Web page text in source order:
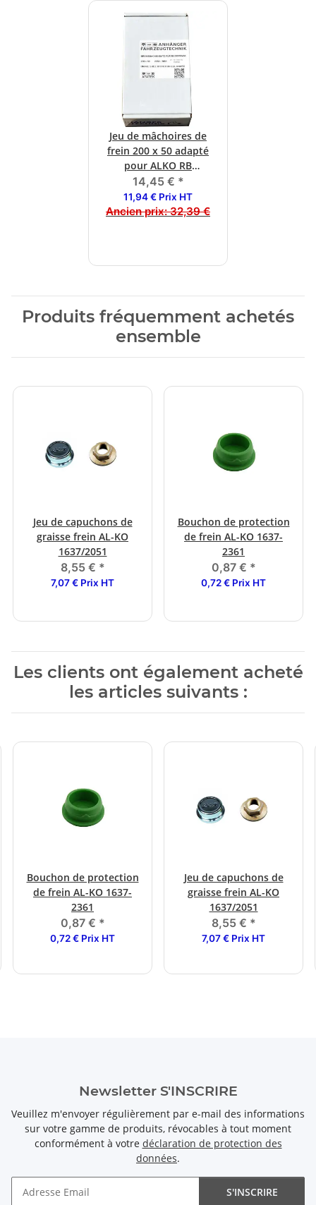
Jeu de mâchoires de
frein 200 x 50 adapté
pour ALKO RB
2050/2051
14,45 € *
11,94 € Prix HT
Ancien prix:32,39 €
Produits fréquemment achetés
ensemble
Jeu de capuchons de
graisse frein AL-KO
1637/2051
8,55 € *
7,07 € Prix HT
Bouchon de protection
de frein AL-KO 1637-
2361
0,87 € *
0,72 € Prix HT
Les clients ont également acheté
les articles suivants :
Bouchon de protection
de frein AL-KO 1637-
2361
0,87 € *
0,72 € Prix HT
Jeu de capuchons de
graisse frein AL-KO
1637/2051
8,55 € *
7,07 € Prix HT
Newsletter S'INSCRIRE
Veuillez m'envoyer régulièrement par e-mail des informations
sur votre gamme de produits, révocables à tout moment
conformément à votre déclaration de protection des
données.
S'INSCRIRE